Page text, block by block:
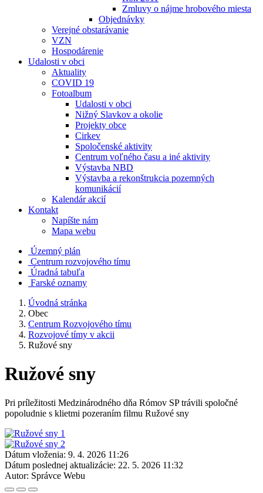
Zmluvy o nájme hrobového miesta
Objednávky
Verejné obstarávanie
VZN
Hospodárenie
Udalosti v obci
Aktuality
COVID 19
Fotoalbum
Udalosti v obci
Nižný Slavkov a okolie
Projekty obce
Cirkev
Spoločenské aktivity
Centrum voľného času a iné aktivity
Výstavba NBD
Výstavba a rekonštrukcia pozemných
komunikácií
Kalendár akcií
Kontakt
Napíšte nám
Mapa webu
Územný plán
Centrum rozvojového tímu
Úradná tabuľa
Farské oznamy
Úvodná stránka
Obec
Centrum Rozvojového tímu
Rozvojové tímy v akcii
Ružové sny
Ružové sny
Pri príležitosti Medzinárodného dňa Rómov SP trávili spoločné
popoludnie s klietmi pozeraním filmu Ružové sny
Dátum vloženia: 9. 4. 2026 11:26
Dátum poslednej aktualizácie: 22. 5. 2026 11:32
Autor: Správce Webu